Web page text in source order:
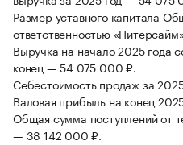
Размер уставного капитала
ответственностью
Выручка на начало 2025 года
конец — 54 075 000 ₽.
Себестоимость продаж за
Валовая прибыль на конец
Общая сумма поступлений от
— 38 142 000 ₽.